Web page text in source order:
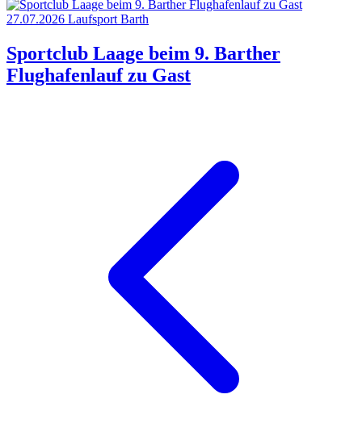
27.07.2026 Laufsport Barth
Sportclub Laage beim 9. Barther
Flughafenlauf zu Gast